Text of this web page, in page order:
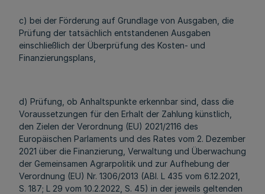
c) bei der Förderung auf Grundlage von Ausgaben, die
Prüfung der tatsächlich entstandenen Ausgaben
einschließlich der Überprüfung des Kosten- und
Finanzierungsplans,
d) Prüfung, ob Anhaltspunkte erkennbar sind, dass die
Voraussetzungen für den Erhalt der Zahlung künstlich,
den Zielen der Verordnung (EU) 2021/2116 des
Europäischen Parlaments und des Rates vom 2. Dezember
2021 über die Finanzierung, Verwaltung und Überwachung
der Gemeinsamen Agrarpolitik und zur Aufhebung der
Verordnung (EU) Nr. 1306/2013 (ABl. L 435 vom 6.12.2021,
S. 187; L 29 vom 10.2.2022, S. 45) in der jeweils geltenden